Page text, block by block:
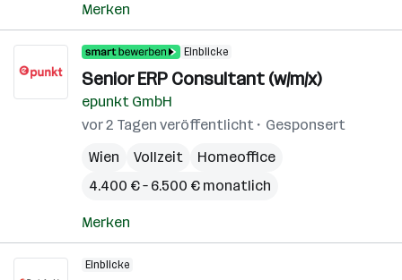
Merken
Einblicke
Senior ERP Consultant (w/m/x)
epunkt GmbH
vor 2 Tagen veröffentlicht
Gesponsert
Wien
Vollzeit
Homeoffice
4.400 € – 6.500 € monatlich
Merken
Einblicke